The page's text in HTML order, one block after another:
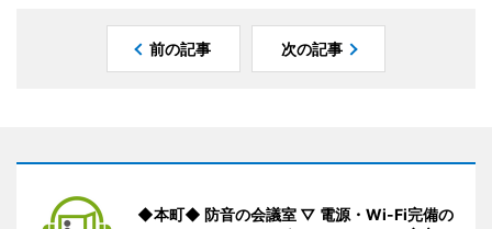
前の記事 次の記事
◆本町◆ 防音の会議室 ▽ 電源・Wi-Fi完備の